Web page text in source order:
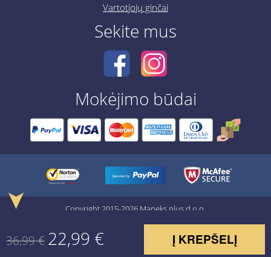
Vartotjojų ginčai
Sekite mus
Mokėjimo būdai
Copyright 2015-2026 Maneks plus d.o.o.
36,99€ 22,99 € Į KREPŠELĮ